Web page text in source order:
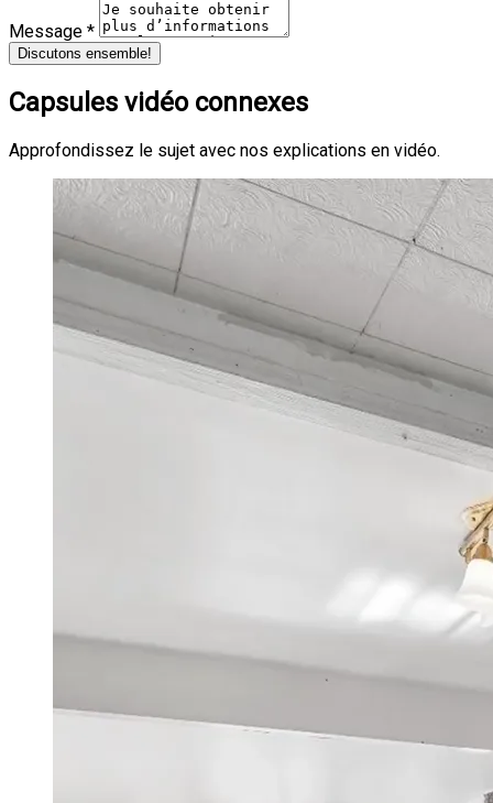
Message *
Discutons ensemble!
Capsules vidéo connexes
Approfondissez le sujet avec nos explications en vidéo.